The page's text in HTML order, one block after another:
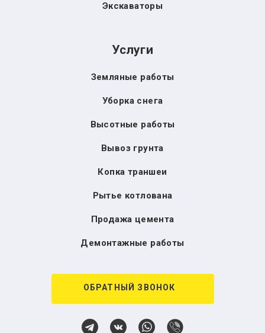
Экскаваторы
Услуги
Земляные работы
Уборка снега
Высотные работы
Вывоз грунта
Копка траншеи
Рытье котлована
Продажа цемента
Демонтажные работы
ОБРАТНЫЙ ЗВОНОК